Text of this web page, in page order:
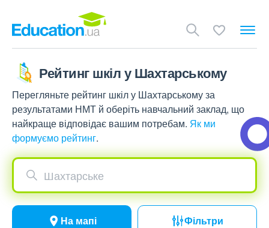
Рейтинг шкіл у Шахтарському
Перегляньте рейтинг шкіл у Шахтарському за
результатами НМТ й оберіть навчальний заклад, що
найкраще відповідає вашим потребам. Як ми
формуємо рейтинг.
Шахтарське
На мапі Фільтри